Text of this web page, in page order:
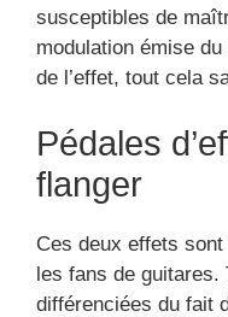
susceptibles de
modulation émise
de l’effet, tout cela
Pédales
flanger
Ces deux effets
les fans de guitares.
différenciées du fait